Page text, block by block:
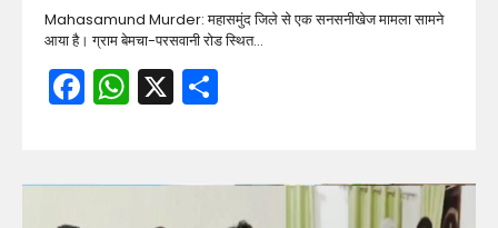
Mahasamund Murder: महासमुंद जिले से एक सनसनीखेज मामला सामने
आया है। ग्राम बेमचा-परसवानी रोड स्थित…
Facebook
WhatsApp
X